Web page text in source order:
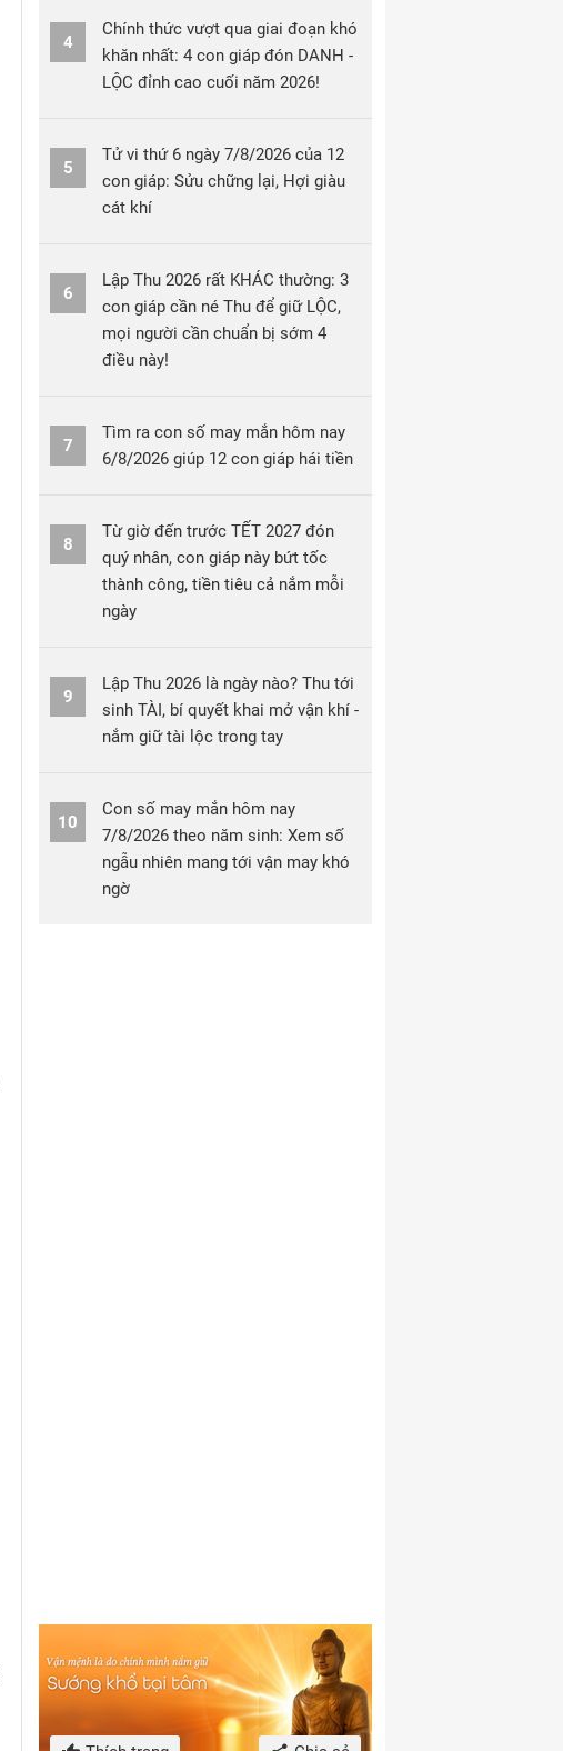
4
Chính thức vượt qua giai đoạn khó
khăn nhất: 4 con giáp đón DANH -
LỘC đỉnh cao cuối năm 2026!
5
Tử vi thứ 6 ngày 7/8/2026 của 12
con giáp: Sửu chững lại, Hợi giàu
cát khí
6
Lập Thu 2026 rất KHÁC thường: 3
con giáp cần né Thu để giữ LỘC,
mọi người cần chuẩn bị sớm 4
điều này!
7
Tìm ra con số may mắn hôm nay
6/8/2026 giúp 12 con giáp hái tiền
8
Từ giờ đến trước TẾT 2027 đón
quý nhân, con giáp này bứt tốc
thành công, tiền tiêu cả nắm mỗi
ngày
9
Lập Thu 2026 là ngày nào? Thu tới
sinh TÀI, bí quyết khai mở vận khí -
nắm giữ tài lộc trong tay
10
Con số may mắn hôm nay
7/8/2026 theo năm sinh: Xem số
ngẫu nhiên mang tới vận may khó
ngờ